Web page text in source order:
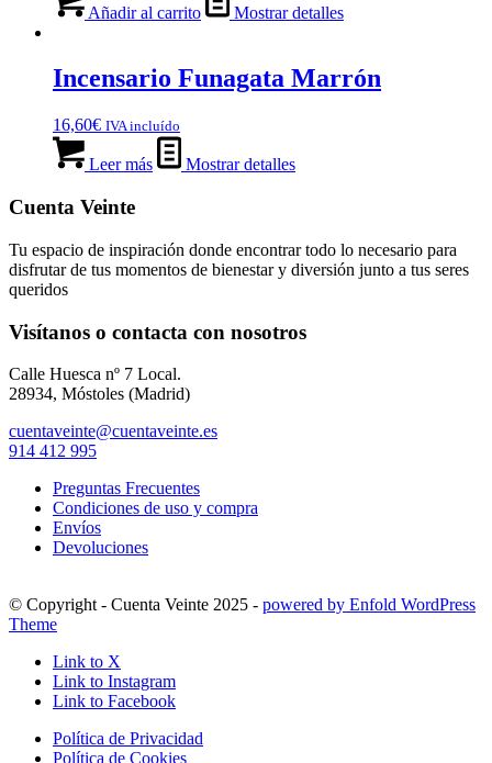
original actual
Añadir al carrito Mostrar detalles
Incensario Funagata Marrón
16,60€ IVA incluído
Leer más Mostrar detalles
Cuenta Veinte
Tu espacio de inspiración donde encontrar todo lo necesario para
disfrutar de tus momentos de bienestar y diversión junto a tus seres
queridos
Visítanos o contacta con nosotros
Calle Huesca nº 7 Local.
28934, Móstoles (Madrid)
cuentaveinte@cuentaveinte.es
914 412 995
Preguntas Frecuentes
Condiciones de uso y compra
Envíos
Devoluciones
© Copyright - Cuenta Veinte 2025 - powered by Enfold WordPress
Theme
Link to X
Link to Instagram
Link to Facebook
Política de Privacidad
Política de Cookies